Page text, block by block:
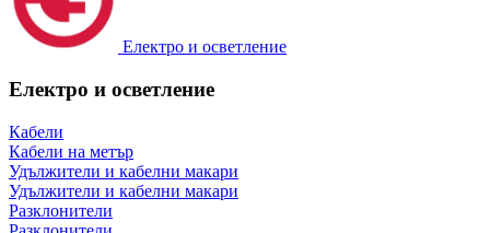
Електро и осветление
Електро и осветление
Кабели
Кабели на метър
Удължители и кабелни макари
Удължители и кабелни макари
Разклонители